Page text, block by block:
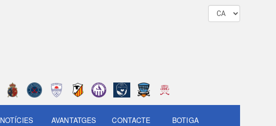
NOTÍCIES AVANTATGES CONTACTE BOTIGA